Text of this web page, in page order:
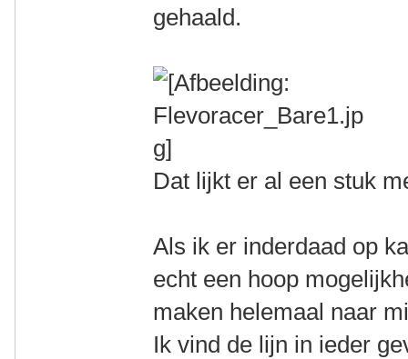
gehaald.
Dat lijkt er al een stuk
Als ik er inderdaad op
echt een hoop
maken helemaal naar
Ik vind de lijn in ieder